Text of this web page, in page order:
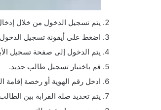
يتم تسجيل الدخول من خلال
اضغط على أيقونة تسجيل
يتم الدخول إلى صفحة تسجيل
قم باختيار تسجيل طالب جديد.
ادخل رقم الهوية أو رخصة إقامة
يتم تحديد صلة القرابة بين